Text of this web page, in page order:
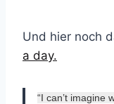
Und hier noch
a day.
“I can’t imagine